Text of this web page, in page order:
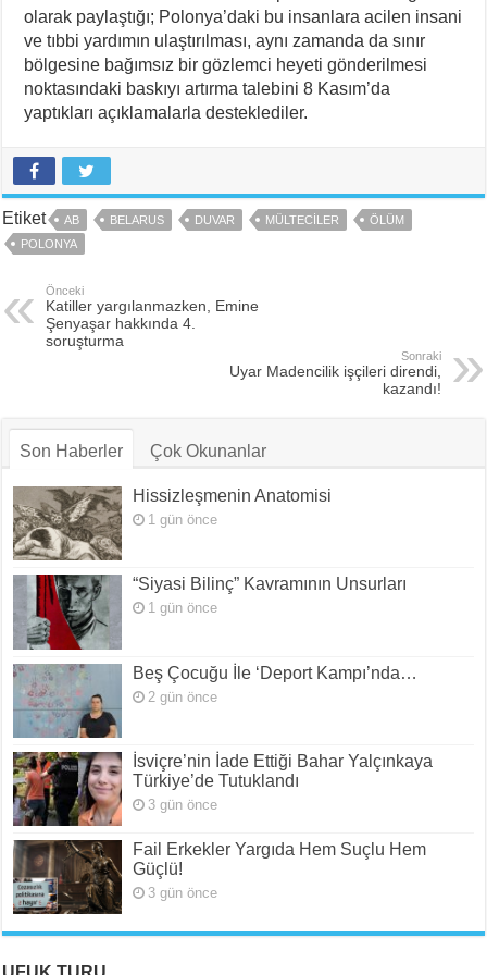
olarak paylaştığı; Polonya’daki bu insanlara acilen insani
ve tıbbi yardımın ulaştırılması, aynı zamanda da sınır
bölgesine bağımsız bir gözlemci heyeti gönderilmesi
noktasındaki baskıyı artırma talebini 8 Kasım’da
yaptıkları açıklamalarla desteklediler.
Etiket AB BELARUS DUVAR MÜLTECILER
ÖLÜM
POLONYA
Önceki
Katiller yargılanmazken, Emine
Şenyaşar hakkında 4.
soruşturma
Sonraki
Uyar Madencilik işçileri direndi,
kazandı!
Son Haberler Çok Okunanlar
Hissizleşmenin Anatomisi
1 gün önce
“Siyasi Bilinç” Kavramının Unsurları
1 gün önce
Beş Çocuğu İle ‘Deport Kampı’nda…
2 gün önce
İsviçre’nin İade Ettiği Bahar Yalçınkaya
Türkiye’de Tutuklandı
3 gün önce
Fail Erkekler Yargıda Hem Suçlu Hem
Güçlü!
3 gün önce